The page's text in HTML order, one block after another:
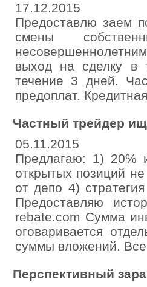
17.12.2015
Предоставлю заем
смены
выход на сделку в
течение 3 дней.
предоплат.
Частный трейдер
05.11.2015
Предлагаю: 1) 20%
открытых позиций
от депо 4)
Предоставляю
rebate.com Сумма
оговаривается
суммы вложений.
Перспективный